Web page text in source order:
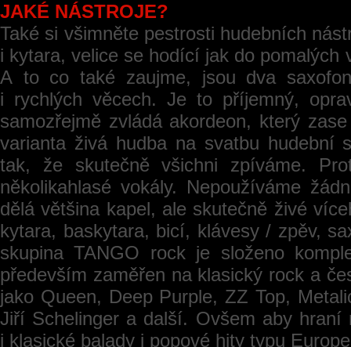
JAKÉ NÁSTROJE?
Také si všimněte pestrosti hudebních
i kytara, velice se hodící jak do
A to co také zaujme, jsou dva
i rychlých věcech. Je to příjemný,
samozřejmě zvládá akordeon, který
varianta živá hudba na svatbu hudební
tak, že skutečně všichni zpíváme.
několikahlasé vokály. Nepoužíváme
dělá většina kapel, ale skutečně živé
kytara, baskytara, bicí, klávesy / zpěv,
skupina TANGO rock je složeno
především zaměřen na klasický rock a
jako Queen, Deep Purple, ZZ Top,
Jiří Schelinger a další. Ovšem aby
i klasické balady i popové hity typu